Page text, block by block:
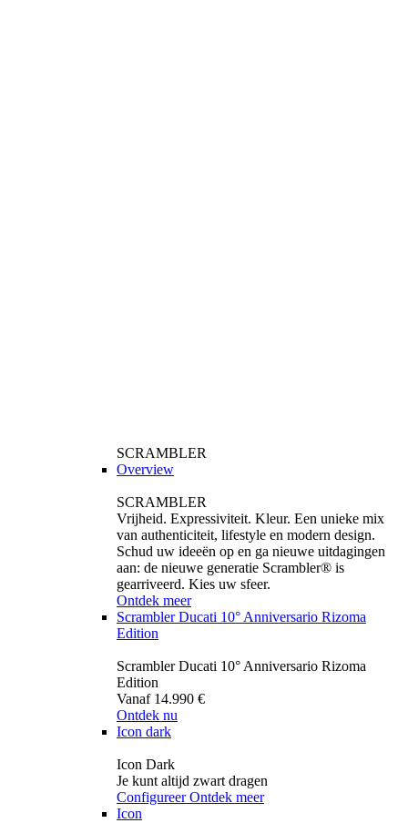
SCRAMBLER
Overview
SCRAMBLER
Vrijheid. Expressiviteit. Kleur. Een unieke mix
van authenticiteit, lifestyle en modern design.
Schud uw ideeën op en ga nieuwe uitdagingen
aan: de nieuwe generatie Scrambler® is
gearriveerd. Kies uw sfeer.
Ontdek meer
Scrambler Ducati 10° Anniversario Rizoma
Edition
Scrambler Ducati 10° Anniversario Rizoma
Edition
Vanaf 14.990 €
Ontdek nu
Icon dark
Icon Dark
Je kunt altijd zwart dragen
Configureer Ontdek meer
Icon